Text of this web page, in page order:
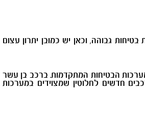
גבוהה, וכאן יש כמובן יתרון עצום
שיש עם כל מערכות הבטיחות המתקדמות. ברכב בן עשר
חדשים לחלוטין שמצוידים במערכות